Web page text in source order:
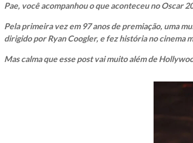
Pae, você acompanhou o que aconteceu no Oscar
Pela primeira vez em 97 anos de premiação, uma
dirigido por Ryan Coogler, e fez história no cinema
Mas calma que esse post vai muito além de